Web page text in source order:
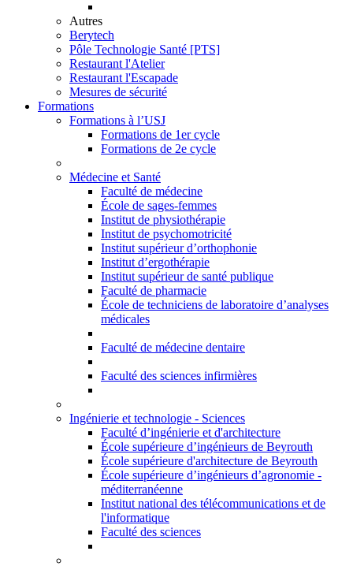
Autres
Berytech
Pôle Technologie Santé [PTS]
Restaurant l'Atelier
Restaurant l'Escapade
Mesures de sécurité
Formations
Formations à l’USJ
Formations de 1er cycle
Formations de 2e cycle
Médecine et Santé
Faculté de médecine
École de sages-femmes
Institut de physiothérapie
Institut de psychomotricité
Institut supérieur d’orthophonie
Institut d’ergothérapie
Institut supérieur de santé publique
Faculté de pharmacie
École de techniciens de laboratoire d’analyses
médicales
Faculté de médecine dentaire
Faculté des sciences infirmières
Ingénierie et technologie - Sciences
Faculté d’ingénierie et d'architecture
École supérieure d’ingénieurs de Beyrouth
École supérieure d'architecture de Beyrouth
École supérieure d’ingénieurs d’agronomie -
méditerranéenne
Institut national des télécommunications et de
l'informatique
Faculté des sciences